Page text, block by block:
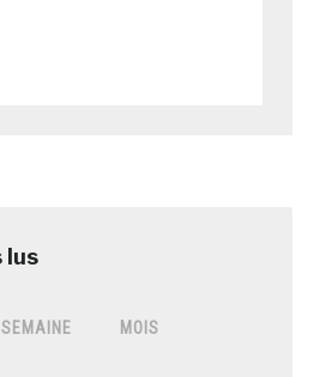
SEMAINE MOIS